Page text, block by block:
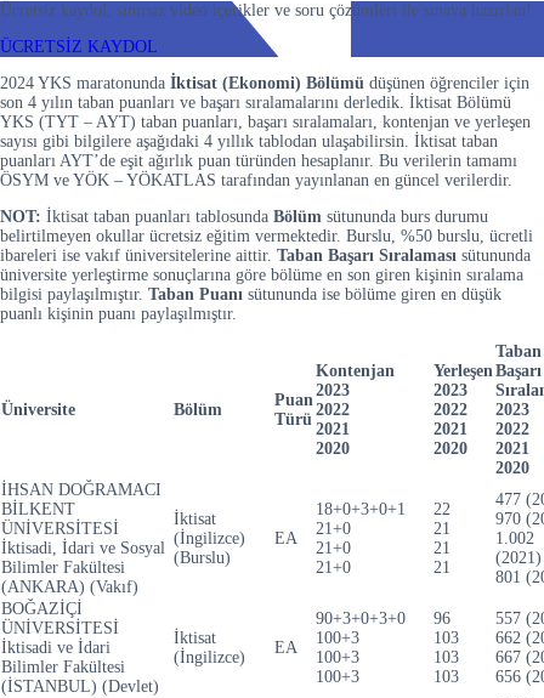
Ücretsiz kaydol, sınırsız video içerikler ve soru çözümleri ile sınava hazırlan!
ÜCRETSİZ KAYDOL
2024 YKS maratonunda İktisat (Ekonomi) Bölümü düşünen öğrenciler için
son 4 yılın taban puanları ve başarı sıralamalarını derledik. İktisat Bölümü
YKS (TYT – AYT) taban puanları, başarı sıralamaları, kontenjan ve yerleşen
sayısı gibi bilgilere aşağıdaki 4 yıllık tablodan ulaşabilirsin. İktisat taban
puanları AYT’de eşit ağırlık puan türünden hesaplanır. Bu verilerin tamamı
ÖSYM ve YÖK – YÖKATLAS tarafından yayınlanan en güncel verilerdir.
NOT: İktisat taban puanları tablosunda Bölüm sütununda burs durumu
belirtilmeyen okullar ücretsiz eğitim vermektedir. Burslu, %50 burslu, ücretli
ibareleri ise vakıf üniversitelerine aittir. Taban Başarı Sıralaması sütununda
üniversite yerleştirme sonuçlarına göre bölüme en son giren kişinin sıralama
bilgisi paylaşılmıştır. Taban Puanı sütununda ise bölüme giren en düşük
puanlı kişinin puanı paylaşılmıştır.
Üniversite Bölüm
Puan
Türü
Kontenjan
2023
2022
2021
2020
Yerleşen
2023
2022
2021
2020
Taban
Başarı
2023
2022
2021
2020
İHSAN DOĞRAMACI
BİLKENT
ÜNİVERSİTESİ
İktisadi, İdari ve Sosyal
Bilimler Fakültesi
(ANKARA) (Vakıf)
İktisat
(İngilizce)
(Burslu)
EA
18+0+3+0+1
21+0
21+0
21+0
22
21
21
21
477
970
1.002
(2021)
801
BOĞAZİÇİ
ÜNİVERSİTESİ
İktisadi ve İdari
Bilimler Fakültesi
(İSTANBUL) (Devlet)
İktisat
(İngilizce)
EA
90+3+0+3+0
100+3
100+3
100+3
96
103
103
103
557
662
667
656